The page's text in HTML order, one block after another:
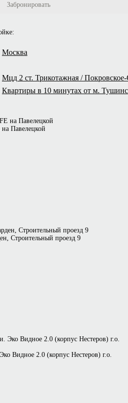
Забронировать
Москва
Мцд 2 ст. Трикотажная /
Квартиры в 10 минутах от м.
Павелецкой
Строительный проезд 9
Видное 2.0 (корпус Нестеров) г.о.